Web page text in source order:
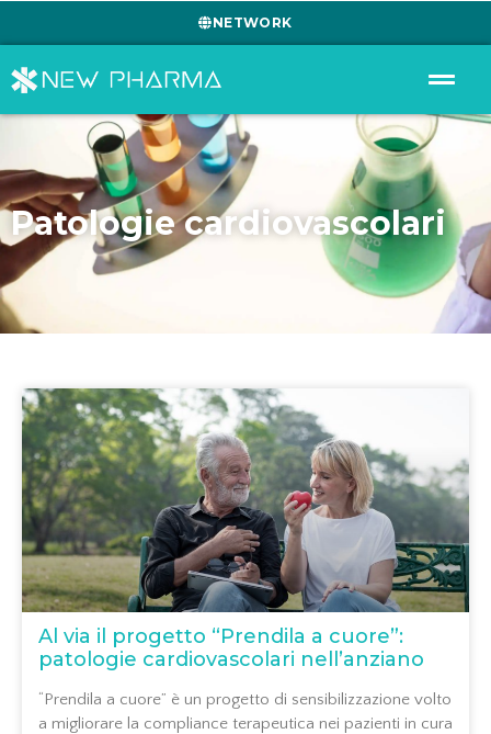
NETWORK
Patologie cardiovascolari
Al via il progetto “Prendila a cuore”:
patologie cardiovascolari nell’anziano
“Prendila a cuore” è un progetto di sensibilizzazione volto
a migliorare la compliance terapeutica nei pazienti in cura